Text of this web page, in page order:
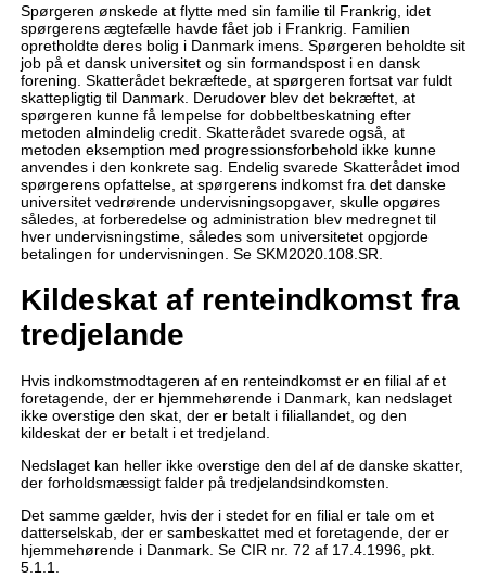
Spørgeren ønskede at flytte med sin familie til Frankrig, idet
spørgerens ægtefælle havde fået job i Frankrig. Familien
opretholdte deres bolig i Danmark imens. Spørgeren beholdte sit
job på et dansk universitet og sin formandspost i en dansk
forening. Skatterådet bekræftede, at spørgeren fortsat var fuldt
skattepligtig til Danmark. Derudover blev det bekræftet, at
spørgeren kunne få lempelse for dobbeltbeskatning efter
metoden almindelig credit. Skatterådet svarede også, at
metoden eksemption med progressionsforbehold ikke kunne
anvendes i den konkrete sag. Endelig svarede Skatterådet imod
spørgerens opfattelse, at spørgerens indkomst fra det danske
universitet vedrørende undervisningsopgaver, skulle opgøres
således, at forberedelse og administration blev medregnet til
hver undervisningstime, således som universitetet opgjorde
betalingen for undervisningen. Se SKM2020.108.SR.
Kildeskat af renteindkomst fra
tredjelande
Hvis indkomstmodtageren af en renteindkomst er en filial af et
foretagende, der er hjemmehørende i Danmark, kan nedslaget
ikke overstige den skat, der er betalt i filiallandet, og den
kildeskat der er betalt i et tredjeland.
Nedslaget kan heller ikke overstige den del af de danske skatter,
der forholdsmæssigt falder på tredjelandsindkomsten.
Det samme gælder, hvis der i stedet for en filial er tale om et
datterselskab, der er sambeskattet med et foretagende, der er
hjemmehørende i Danmark. Se CIR nr. 72 af 17.4.1996, pkt.
5.1.1.